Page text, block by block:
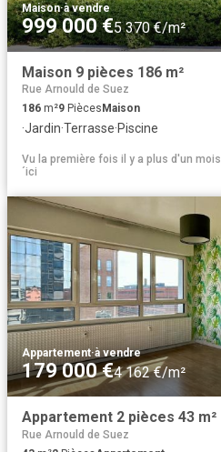
Maison·à vendre
999 000 €5 370 €/m²
Maison 9 pièces 186 m²
Rue Arnould de Suez
186 m²9 Pièces Maison
·Jardin·Terrasse·Piscine
Vu la première fois il y a plus d'un mois
´ici
Appartement·à vendre
179 000 €4 162 €/m²
Appartement 2 pièces 43 m²
Rue Arnould de Suez